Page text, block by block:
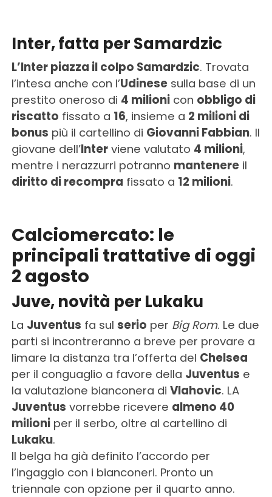
Inter, fatta per Samardzic
L’Inter piazza il colpo Samardzic. Trovata
l’intesa anche con l’Udinesesulla base di un
prestito oneroso di 4 milionicon obbligo di
riscatto fissato a 16, insieme a 2 milioni di
bonus più il cartellino di Giovanni Fabbian. Il
giovane dell’Interviene valutato 4 milioni,
mentre i nerazzurri potranno mantenereil
diritto di recompra fissato a 12 milioni.
Calciomercato: le
principali trattative di oggi
2 agosto
Juve, novità per Lukaku
La Juventus fa sul serio per Big Rom. Le due
parti si incontreranno a breve per provare a
limare la distanza tra l’offerta del Chelsea
per il conguaglio a favore della Juventus e
la valutazione bianconera di Vlahovic. LA
Juventus vorrebbe ricevere almeno 40
milioniper il serbo, oltre al cartellino di
Lukaku.
Il belga ha già definito l’accordo per
l’ingaggio con i bianconeri. Pronto un
triennale con opzione per il quarto anno.